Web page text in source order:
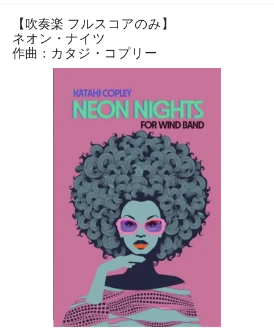
【吹奏楽 フルスコアのみ】
ネオン・ナイツ
作曲：カタジ・コプリー